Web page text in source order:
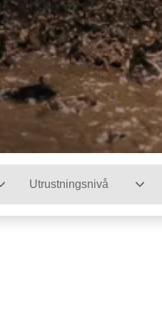
Utrustningsnivå